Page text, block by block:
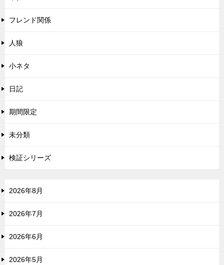
フレンド関係
人狼
小ネタ
日記
期間限定
未分類
検証シリーズ
2026年8月
2026年7月
2026年6月
2026年5月